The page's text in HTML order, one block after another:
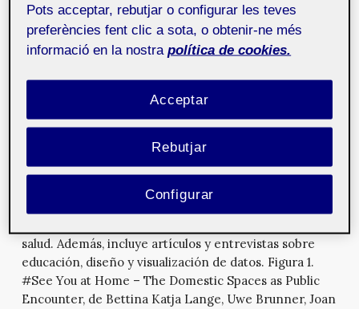
més, inclou articles i entrevistes sobre educació,
disseny i visualització de dades. Figura 1. #See You at
Home – The Domestic Spaces as Public Encounter, de
Fon...
novembre de 2022
Mosaic estrena curso académico 2022-2023 con la
publicación de un número que aborda temas como el
arte digital, la brecha de género en el ámbito STEAM o
salud. Además, incluye artículos y entrevistas sobre
educación, diseño y visualización de datos. Figura 1.
#See You at Home – The Domestic Spaces as Public
Encounter, de Bettina Katja Lange, Uwe Brunner, Joan
Pots acceptar, rebutjar o configurar les teves
preferències fent clic a sota, o obtenir-ne més
informació en la nostra política de cookies.
Rebutjar
Acceptar
Configurar